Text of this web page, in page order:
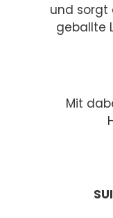
und sorgt
geballte
Mit